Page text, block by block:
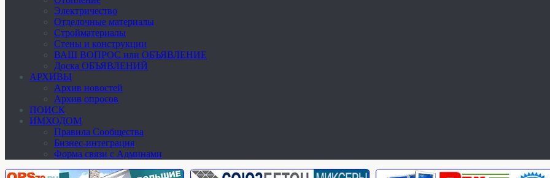
Электричество
Отделочные материалы
Стройматериалы
Стены и конструкции
ВАШ ВОПРОС или ОБЪЯВЛЕНИЕ
Доска ОБЪЯВЛЕНИЙ
АРХИВЫ
Архив новостей
Архив опросов
ПОИСК
ИМХОДОМ
Правила Сообщества
Бизнес-интеграция
Форма связи с Админами